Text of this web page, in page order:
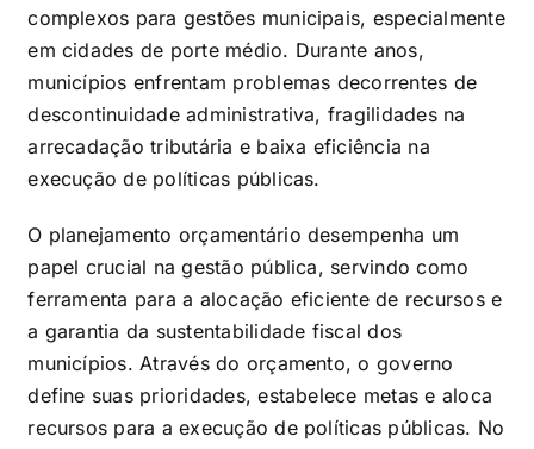
complexos para gestões municipais, especialmente
em cidades de porte médio. Durante anos,
municípios enfrentam problemas decorrentes de
descontinuidade administrativa, fragilidades na
arrecadação tributária e baixa eficiência na
execução de políticas públicas.
O planejamento orçamentário desempenha um
papel crucial na gestão pública, servindo como
ferramenta para a alocação eficiente de recursos e
a garantia da sustentabilidade fiscal dos
municípios. Através do orçamento, o governo
define suas prioridades, estabelece metas e aloca
recursos para a execução de políticas públicas. No